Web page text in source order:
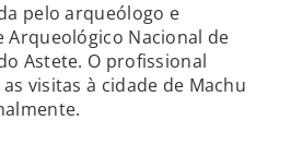
pelo arqueólogo e
Arqueológico Nacional de
Astete. O profissional
visitas à cidade de Machu